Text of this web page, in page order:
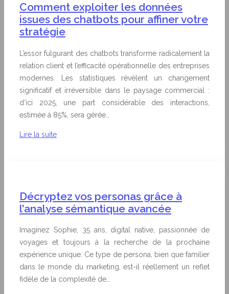
Comment exploiter les données
issues des chatbots pour affiner votre
stratégie
L’essor fulgurant des chatbots transforme radicalement la
relation client et l’efficacité opérationnelle des entreprises
modernes. Les statistiques révèlent un changement
significatif et irréversible dans le paysage commercial :
d’ici 2025, une part considérable des interactions,
estimée à 85%, sera gérée…
Lire la suite
Décryptez vos personas grâce à
l’analyse sémantique avancée
Imaginez Sophie, 35 ans, digital native, passionnée de
voyages et toujours à la recherche de la prochaine
expérience unique. Ce type de persona, bien que familier
dans le monde du marketing, est-il réellement un reflet
fidèle de la complexité de…